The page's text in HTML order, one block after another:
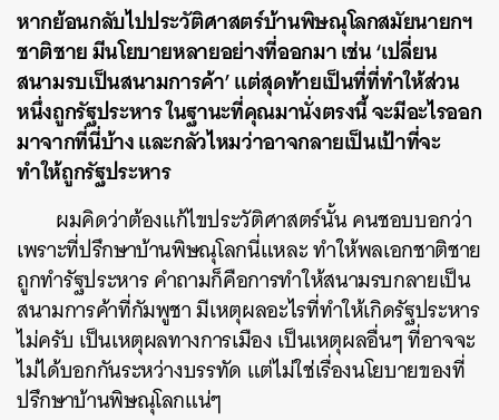
หากย้อนกลับไปประวัติศาสตร์บ้านพิษณุโลกสมัยนายกฯ
ชาติชาย มีนโยบายหลายอย่างที่ออกมา เช่น ‘เปลี่ยน
สนามรบเป็นสนามการค้า’ แต่สุดท้ายเป็นที่ที่ทำให้ส่วน
หนึ่งถูกรัฐประหาร ในฐานะที่คุณมานั่งตรงนี้ จะมีอะไรออก
มาจากที่นี่บ้าง และกลัวไหมว่าอาจกลายเป็นเป้าที่จะ
ทำให้ถูกรัฐประหาร
ผมคิดว่าต้องแก้ไขประวัติศาสตร์นั้น คนชอบบอกว่า
เพราะที่ปรึกษาบ้านพิษณุโลกนี่แหละ ทำให้พลเอกชาติชาย
ถูกทำรัฐประหาร คำถามก็คือการทำให้สนามรบกลายเป็น
สนามการค้าที่กัมพูชา มีเหตุผลอะไรที่ทำให้เกิดรัฐประหาร
ไม่ครับ เป็นเหตุผลทางการเมือง เป็นเหตุผลอื่นๆ ที่อาจจะ
ไม่ได้บอกกันระหว่างบรรทัด แต่ไม่ใช่เรื่องนโยบายของที่
ปรึกษาบ้านพิษณุโลกแน่ๆ